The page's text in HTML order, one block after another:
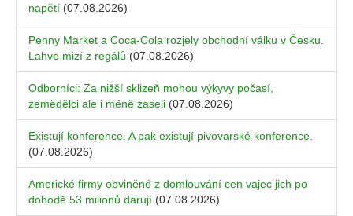
napětí (07.08.2026)
Penny Market a Coca-Cola rozjely obchodní válku v Česku.
Lahve mizí z regálů (07.08.2026)
Odborníci: Za nižší sklizeň mohou výkyvy počasí,
zemědělci ale i méně zaseli (07.08.2026)
Existují konference. A pak existují pivovarské konference.
(07.08.2026)
Americké firmy obviněné z domlouvání cen vajec jich po
dohodě 53 milionů darují (07.08.2026)